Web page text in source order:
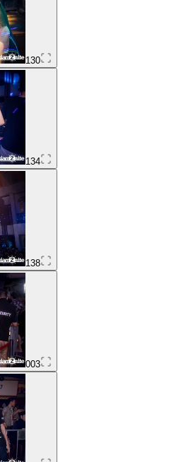
130
134
138
003